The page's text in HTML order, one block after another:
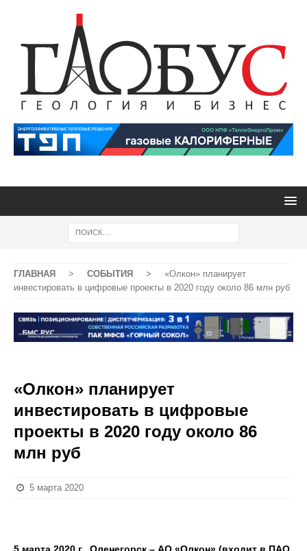
ГЛАВНАЯ > СОБЫТИЯ >
«Олкон» планирует
инвестировать в цифровые проекты в 2020 году около 86 млн руб
«Олкон» планирует
инвестировать в цифровые
проекты в 2020 году около 86
млн руб
5 марта 2020